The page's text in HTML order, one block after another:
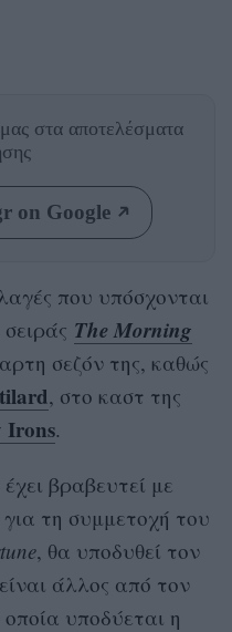
στα αποτελέσματα
on Google
που υπόσχονται
The Morning
σεζόν της, καθώς
, στο καστ της
Irons.
βραβευτεί με
τη συμμετοχή του
, θα υποδυθεί τον
άλλος από τον
υποδύεται η